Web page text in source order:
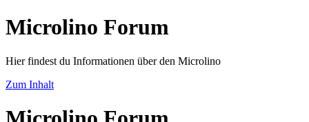
Microlino Forum
Hier findest du Informationen über den Microlino
Zum Inhalt